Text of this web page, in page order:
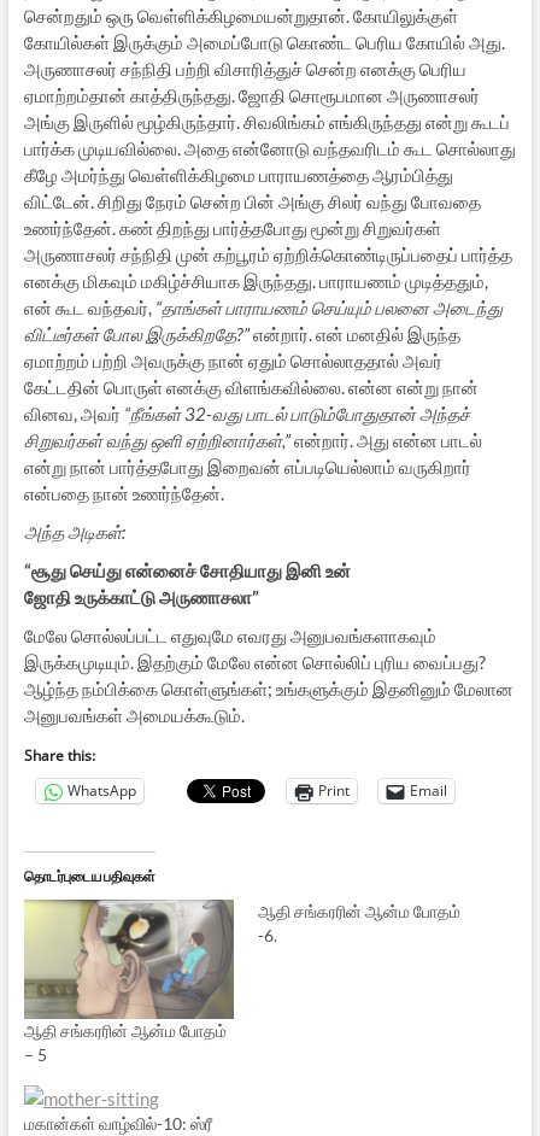
சென்றதும் ஒரு வெள்ளிக்கிழமையன்றுதான். கோயிலுக்குள்
கோயில்கள் இருக்கும் அமைப்போடு கொண்ட பெரிய கோயில் அது.
அருணாசலர் சந்நிதி பற்றி விசாரித்துச் சென்ற எனக்கு பெரிய
ஏமாற்றம்தான் காத்திருந்தது. ஜோதி சொரூபமான அருணாசலர்
அங்கு இருளில் மூழ்கிருந்தார். சிவலிங்கம் எங்கிருந்தது என்று கூடப்
பார்க்க முடியவில்லை. அதை என்னோடு வந்தவரிடம் கூட சொல்லாது
கீழே அமர்ந்து வெள்ளிக்கிழமை பாராயணத்தை ஆரம்பித்து
விட்டேன். சிறிது நேரம் சென்ற பின் அங்கு சிலர் வந்து போவதை
உணர்ந்தேன். கண் திறந்து பார்த்தபோது மூன்று சிறுவர்கள்
அருணாசலர் சந்நிதி முன் கற்பூரம் ஏற்றிக்கொண்டிருப்பதைப் பார்த்த
எனக்கு மிகவும் மகிழ்ச்சியாக இருந்தது. பாராயணம் முடித்ததும்,
என் கூட வந்தவர், “தாங்கள் பாராயணம் செய்யும் பலனை அடைந்து
விட்டீர்கள் போல இருக்கிறதே?”என்றார். என் மனதில் இருந்த
ஏமாற்றம் பற்றி அவருக்கு நான் ஏதும் சொல்லாததால் அவர்
கேட்டதின் பொருள் எனக்கு விளங்கவில்லை. என்ன என்று நான்
வினவ, அவர் “நீங்கள் 32-வது பாடல் பாடும்போதுதான் அந்தச்
சிறுவர்கள் வந்து ஒளி ஏற்றினார்கள்,”என்றார். அது என்ன பாடல்
என்று நான் பார்த்தபோது இறைவன் எப்படியெல்லாம் வருகிறார்
என்பதை நான் உணர்ந்தேன்.
அந்த அடிகள்:
“சூது செய்து என்னைச் சோதியாது இனி உன்
ஜோதி உருக்காட்டு அருணாசலா”
மேலே சொல்லப்பட்ட எதுவுமே எவரது அனுபவங்களாகவும்
இருக்கமுடியும். இதற்கும் மேலே என்ன சொல்லிப் புரிய வைப்பது?
ஆழ்ந்த நம்பிக்கை கொள்ளுங்கள்; உங்களுக்கும் இதனினும் மேலான
அனுபவங்கள் அமையக்கூடும்.
Share this:
WhatsApp
Print Email
தொடர்புடைய பதிவுகள்
ஆதி சங்கரரின் ஆன்ம போதம்
– 5
ஆதி சங்கரரின் ஆன்ம போதம்
-6.
மகான்கள் வாழ்வில்-10: ஸ்ரீ